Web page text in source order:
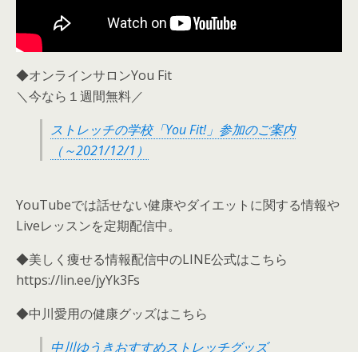
◆オンラインサロンYou Fit
＼今なら１週間無料／
ストレッチの学校「You Fit!」参加のご案内
（～2021/12/1）
YouTubeでは話せない健康やダイエットに関する情報や
Liveレッスンを定期配信中。
◆美しく痩せる情報配信中のLINE公式はこちら
https://lin.ee/jyYk3Fs
◆中川愛用の健康グッズはこちら
中川ゆうきおすすめストレッチグッズ